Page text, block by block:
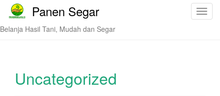
T
Panen Segar
Belanja Hasil Tani, Mudah dan Segar
Uncategorized